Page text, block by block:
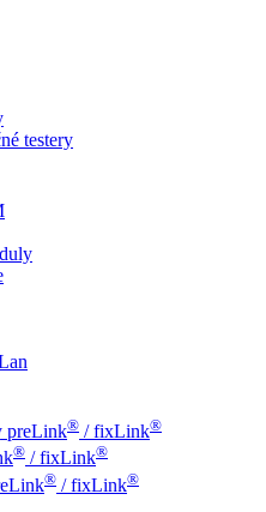
testery
preLink® / fixLink®
® / fixLink®
® / fixLink®